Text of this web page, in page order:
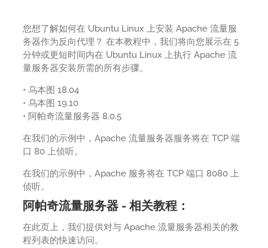
您想了解如何在 Ubuntu Linux 上安装 Apache 流量服
务器作为反向代理？ 在本教程中，我们将向您展示在 5
分钟或更短时间内在 Ubuntu Linux 上执行 Apache 流
量服务器安装所需的所有步骤。
• 乌本图 18.04
• 乌本图 19.10
• 阿帕奇流量服务器 8.0.5
在我们的示例中，Apache 流量服务器服务将在 TCP 端
口 80 上侦听。
在我们的示例中，Apache 服务将在 TCP 端口 8080 上
侦听。
阿帕奇流量服务器 - 相关教程：
在此页上，我们提供对与 Apache 流量服务器相关的教
程列表的快速访问。